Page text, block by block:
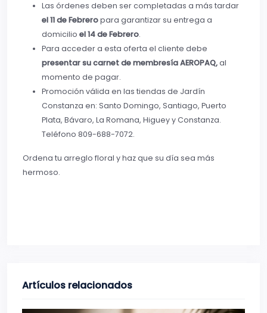
Las órdenes deben ser completadas a más tardar
el 11 de Febreropara garantizar su entrega a
domicilio el 14 de Febrero.
Para acceder a esta oferta el cliente debe
presentar su carnet de membresía AEROPAQ,al
momento de pagar.
Promoción válida en las tiendas de Jardín
Constanza en: Santo Domingo, Santiago, Puerto
Plata, Bávaro, La Romana, Higuey y Constanza.
Teléfono 809-688-7072.
Ordena tu arreglo floral y haz que su día sea más
hermoso.
Artículos relacionados